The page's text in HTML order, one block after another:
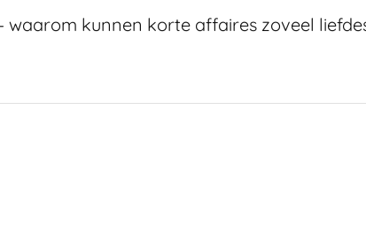
waarom kunnen korte affaires zoveel